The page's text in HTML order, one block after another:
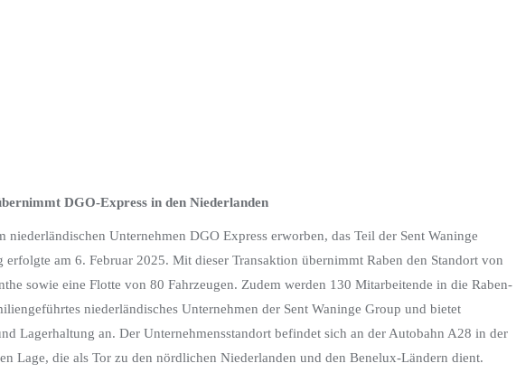
DGO-Express in den Niederlanden
Unternehmen DGO Express erworben, das Teil der Sent Waninge
am 6. Februar 2025. Mit dieser Transaktion übernimmt Raben den Standort von
sowie eine Flotte von 80 Fahrzeugen. Zudem werden 130 Mitarbeitende in die Raben-
niederländisches Unternehmen der Sent Waninge Group und bietet
Lagerhaltung an. Der Unternehmensstandort befindet sich an der Autobahn A28 in der
Lage, die als Tor zu den nördlichen Niederlanden und den Benelux-Ländern dient.